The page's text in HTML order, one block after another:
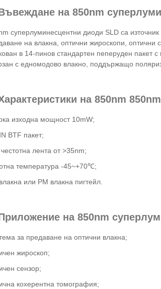
на 850nm
суперлуминесцентни диоди SLD са
на влакна, оптични жироскопи,
в 14-пинов стандартен пеперуден пакет
с едномодово влакно, поддържащо
на 850nm
изходна мощност 10mW;
BTF пакет;
лента от >35nm;
температура -45~+70℃;
или PM влакна пигтейл.
на 850nm
за предаване на оптични влакна;
жироскоп;
сензор;
кохерентна томография;